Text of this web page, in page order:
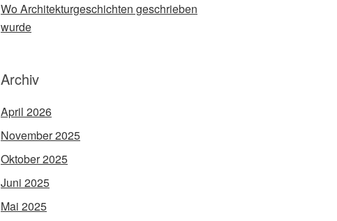
Wo Architekturgeschichten geschrieben
wurde
Archiv
April 2026
November 2025
Oktober 2025
Juni 2025
Mai 2025